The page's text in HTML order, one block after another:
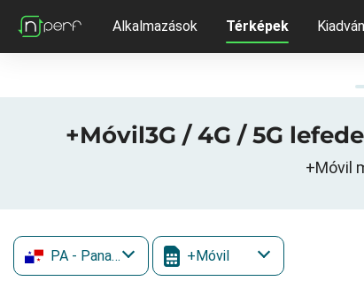
Alkalmazások Térképek
+Móvil3G / 4G / 5G
+Móvil
PA - Panama +Móvil